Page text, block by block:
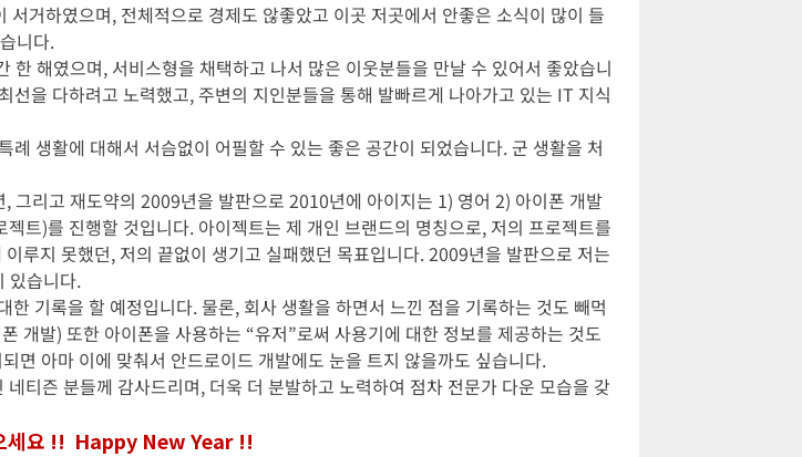
거하였으며, 전체적으로 경제도 않좋았고 이곳 저곳에서 안좋은 소식이 많이 들
니다.
해였으며, 서비스형을 채택하고 나서 많은 이웃분들을 만날 수 있어서 좋았습니
을 다하려고 노력했고, 주변의 지인분들을 통해 발빠르게 나아가고 있는 IT 지식
생활에 대해서 서슴없이 어필할 수 있는 좋은 공간이 되었습니다. 군 생활을 처
리고 재도약의 2009년을 발판으로 2010년에 아이지는 1) 영어 2) 아이폰 개발
트)를 진행할 것입니다. 아이젝트는 제 개인 브랜드의 명칭으로, 저의 프로젝트를
루지 못했던, 저의 끝없이 생기고 실패했던 목표입니다. 2009년을 발판으로 저는
있습니다.
기록을 할 예정입니다. 물론, 회사 생활을 하면서 느낀 점을 기록하는 것도 빼먹
개발) 또한 아이폰을 사용하는 “유저”로써 사용기에 대한 정보를 제공하는 것도
면 아마 이에 맞춰서 안드로이드 개발에도 눈을 트지 않을까도 싶습니다.
티즌 분들께 감사드리며, 더욱 더 분발하고 노력하여 점차 전문가 다운 모습을 갖
세요 !! Happy New Year !!